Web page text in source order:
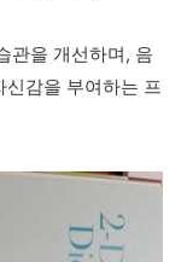
관을 개선하며, 음
감을 부여하는 프